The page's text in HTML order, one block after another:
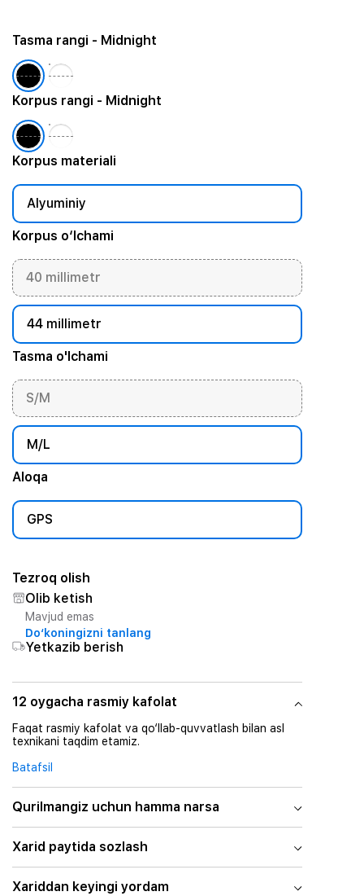
Korpus materiali
Alyuminiy
Korpus o‘lchami
40 millimetr
44 millimetr
Tasma o'lchami
S/M
M/L
Tasma rangi - Midnight
Korpus rangi - Midnight
Aloqa
GPS
Tezroq olish
Olib ketish
Mavjud emas
Do‘koningizni tanlang
Yetkazib berish
12 oygacha rasmiy kafolat
Faqat rasmiy kafolat va qo‘llab-quvvatlash bilan asl
texnikani taqdim etamiz.
Batafsil
Qurilmangiz uchun hamma narsa
Xarid paytida sozlash
Xariddan keyingi yordam